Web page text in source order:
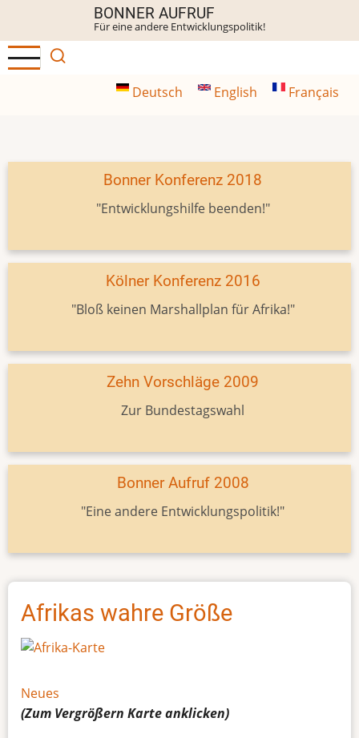
Inhalt
BONNER AUFRUF
Für eine andere Entwicklungspolitik!
Deutsch English Français
Bonner Konferenz 2018
"Entwicklungshilfe beenden!"
Kölner Konferenz 2016
"Bloß keinen Marshallplan für Afrika!"
Zehn Vorschläge 2009
Zur Bundestagswahl
Bonner Aufruf 2008
"Eine andere Entwicklungspolitik!"
Afrikas wahre Größe
Neues
(Zum Vergrößern Karteanklicken)